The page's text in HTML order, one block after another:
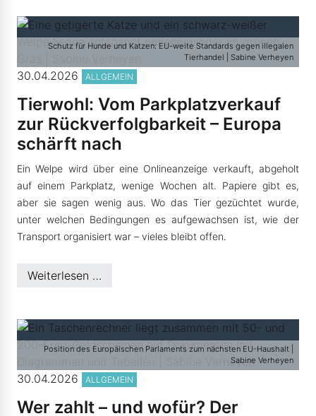
Schutz für Hunde und Katzen: EU-weite Standards gegen illegalen
Tierhandel | Sabine Verheyen
30.04.2026 ALLGEMEIN
Tierwohl: Vom Parkplatzverkauf
zur Rückverfolgbarkeit – Europa
schärft nach
Ein Welpe wird über eine Onlineanzeige verkauft, abgeholt
auf einem Parkplatz, wenige Wochen alt. Papiere gibt es,
aber sie sagen wenig aus. Wo das Tier gezüchtet wurde,
unter welchen Bedingungen es aufgewachsen ist, wie der
Transport organisiert war – vieles bleibt offen.
Weiterlesen …
Position des Europäischen Parlaments zum nächsten EU-Haushalt |
Sabine Verheyen
30.04.2026 ALLGEMEIN
Wer zahlt – und wofür? Der